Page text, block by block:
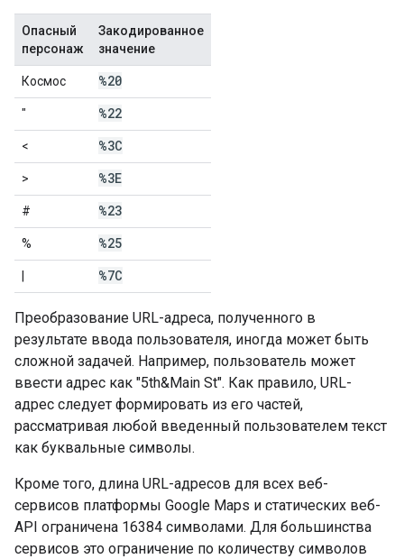
Опасный
персонаж
Закодированное
значение
Космос %20
" %22
< %3C
> %3E
# %23
% %25
%7C
Преобразование URL-адреса, полученного в
результате ввода пользователя, иногда может быть
сложной задачей. Например, пользователь может
ввести адрес как "5th&Main St". Как правило, URL-
адрес следует формировать из его частей,
рассматривая любой введенный пользователем текст
как буквальные символы.
Кроме того, длина URL-адресов для всех веб-
сервисов платформы Google Maps и статических веб-
API ограничена 16384 символами. Для большинства
сервисов это ограничение по количеству символов